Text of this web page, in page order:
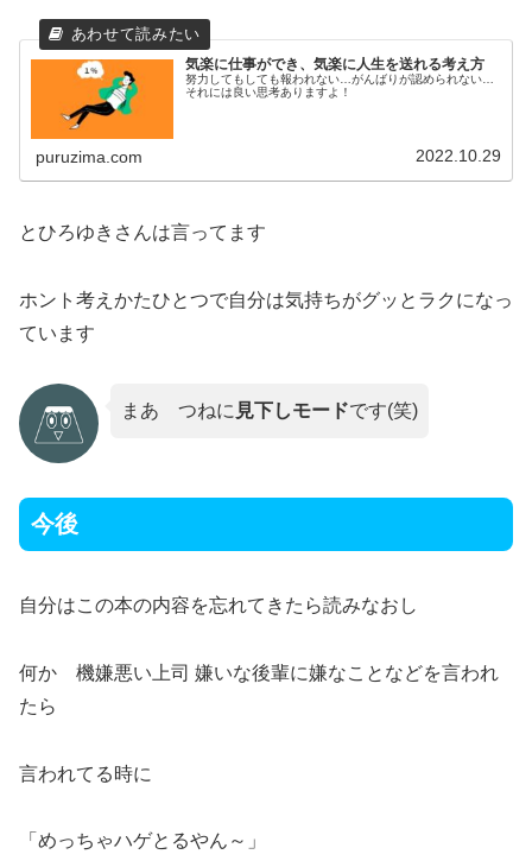
気楽に仕事ができ、気楽に人生を送れる考え方
努力してもしても報われない…がんばりが認められない…
それには良い思考ありますよ！
puruzima.com 2022.10.29
とひろゆきさんは言ってます
ホント考えかたひとつで自分は気持ちがグッとラクになっ
ています
まあ つねに 見下しモードです(笑)
今後
自分はこの本の内容を忘れてきたら読みなおし
何か 機嫌悪い上司 嫌いな後輩に嫌なことなどを言われ
たら
言われてる時に
「めっちゃハゲとるやん～」